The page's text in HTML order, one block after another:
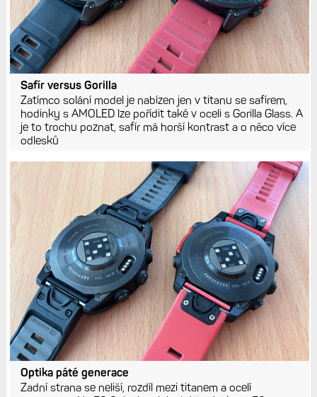
Safír versus Gorilla
Zatímco solání model je nabízen jen v titanu se safírem,
hodinky s AMOLED lze pořídit také v oceli s Gorilla Glass. A
je to trochu poznat, safír má horší kontrast a o něco více
odlesků
Optika páté generace
Zadní strana se neliší, rozdíl mezi titanem a ocelí